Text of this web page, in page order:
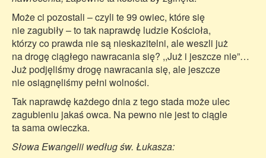
Może ci pozostali – czyli te 99 owiec, które się
nie zagubiły – to tak naprawdę ludzie Kościoła,
którzy co prawda nie są nieskazitelni, ale weszli już
na drogę ciągłego nawracania się? ,,Już i jeszcze nie”…
Już podjęliśmy drogę nawracania się, ale jeszcze
nie osiągnęliśmy pełni wolności.
Tak naprawdę każdego dnia z tego stada może ulec
zagubieniu jakaś owca. Na pewno nie jest to ciągle
ta sama owieczka.
Słowa Ewangelii według św. Łukasza: